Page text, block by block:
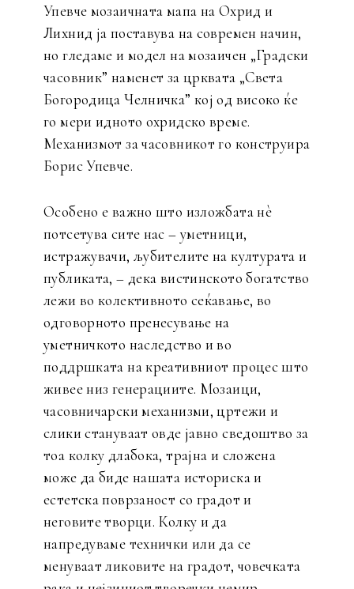
Упевче мозаичната мапа на Охрид и
Лихнид ја поставува на современ начин,
но гледаме и модел на мозаичен „Градски
часовник” наменет за црквата „Света
Богородица Челничка” кој од високо ќе
го мери идното охридско време.
Механизмот за часовникот го конструира
Борис Упевче.
Особено е важно што изложбата нè
потсетува сите нас – уметници,
истражувачи, љубителите на културата и
публиката, – дека вистинското богатство
лежи во колективното сеќавање, во
одговорното пренесување на
уметничкото наследство и во
поддршката на креативниот процес што
живее низ генерациите. Мозаици,
часовничарски механизми, цртежи и
слики стануваат овде јавно сведоштво за
тоа колку длабока, трајна и сложена
може да биде нашата историска и
естетска поврзаност со градот и
неговите творци. Колку и да
напредуваме технички или да се
менуваат ликовите на градот, човечката